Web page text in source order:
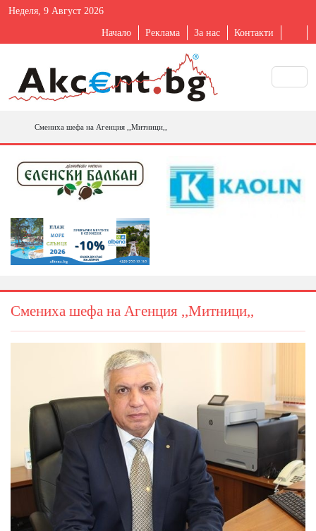
Неделя, 9 Август 2026
Начало Реклама За нас Контакти
Смениха шефа на Агенция ,,Митници,,
Смениха шефа на Агенция ,,Митници,,